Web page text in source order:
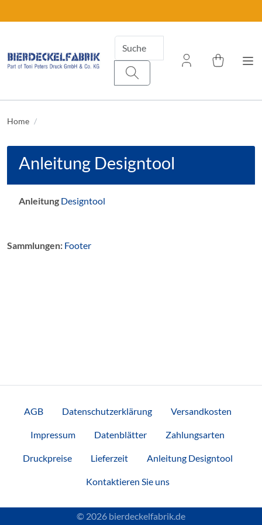
Home
Anleitung Designtool
Anleitung Designtool
Sammlungen: Footer
AGB Datenschutzerklärung Versandkosten
Impressum Datenblätter Zahlungsarten
Druckpreise Lieferzeit Anleitung Designtool
Kontaktieren Sie uns
© 2026 bierdeckelfabrik.de